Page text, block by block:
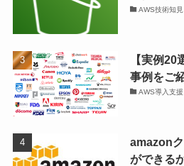
AWS技術知見
【実例20
事例をご
AWS導入支援
amazon
ができる